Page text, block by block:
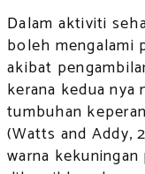
Dalam aktiviti
boleh mengalami
akibat
kerana kedua nya
tumbuhan
(Watts and Addy,
warna